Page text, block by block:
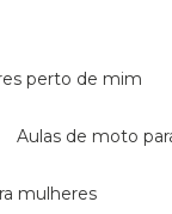
perto de mim
aulas de moto
mulheres